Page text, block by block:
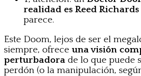
realidad es Reed Richards
parece.
Este Doom, lejos de ser el
siempre, ofrece una visión
perturbadora de lo que puede
perdón (o la manipulación,